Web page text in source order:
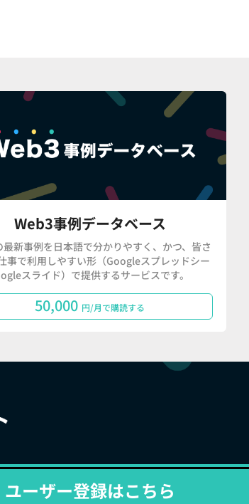
Web3事例データベース
新事例を日本語で分かりやすく、かつ、皆さ
事で利用しやすい形（Googleスプレッドシー
スライド）で提供するサービスです。
50,000 円/月で購読する
ユーザー登録はこちら